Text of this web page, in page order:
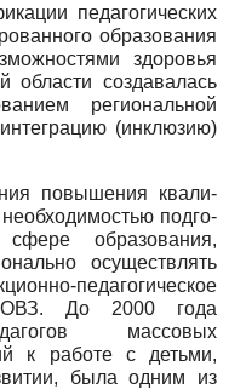
педагогических
образования
здоровья
создавалась
региональной
(инклюзию)
повышения квали­
подго­
образования,
осуществлять
педагогическое
ОВЗ. До 2000 года
мас­совых
к работе с детьми,
была одним из